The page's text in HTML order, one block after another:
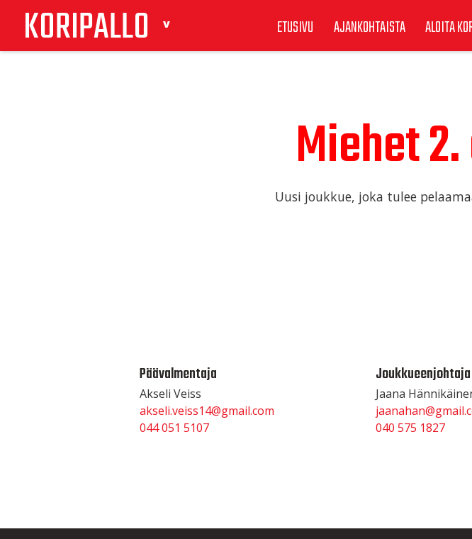
KORIPALLO ETUSIVU AJANKOHTAISTA ALOITA
Miehet
Uusi joukkue, joka tulee
Päävalmentaja
Akseli Veiss
akseli.veiss14@gmail.com
044 051 5107
Joukkueenjohtaja
Jaana
040 575 1827